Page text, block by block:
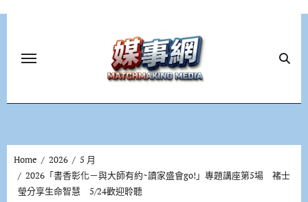
Home 2026
5 月
2026「書香彰化－與大師有約~讀家盛會go!」專題講座第5場 褚士
瑩分享生命智慧 5/24歡迎聆聽